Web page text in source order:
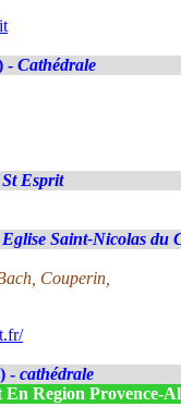
- Cathédrale
St Esprit
Eglise Saint-Nicolas du
Couperin,
- cathédrale
En Region Provence-